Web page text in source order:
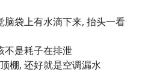
袋上有水滴下来, 抬头一看
不是耗子在排泄
棚, 还好就是空调漏水